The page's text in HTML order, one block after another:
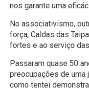
nos garante uma
No associativismo,
força, Caldas das
fortes e ao serviço
Passaram quase 50
preocupações de uma
como tentei